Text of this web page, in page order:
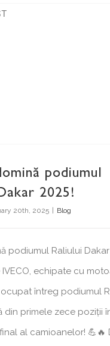
podiumul
2025!
20th, 2025 Blog
podiumul Raliului
echipate cu
ocupat întreg podiumul
din primele zece poziții
al camioanelor! 💪🔥